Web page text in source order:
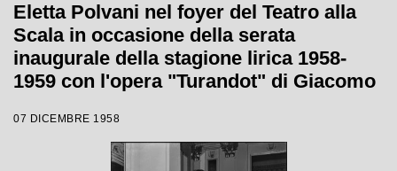
Eletta Polvani nel foyer del Teatro alla
Scala in occasione della serata
inaugurale della stagione lirica 1958-
1959 con l'opera "Turandot" di Giacomo
regia di Margherita Walmann
07 DICEMBRE 1958